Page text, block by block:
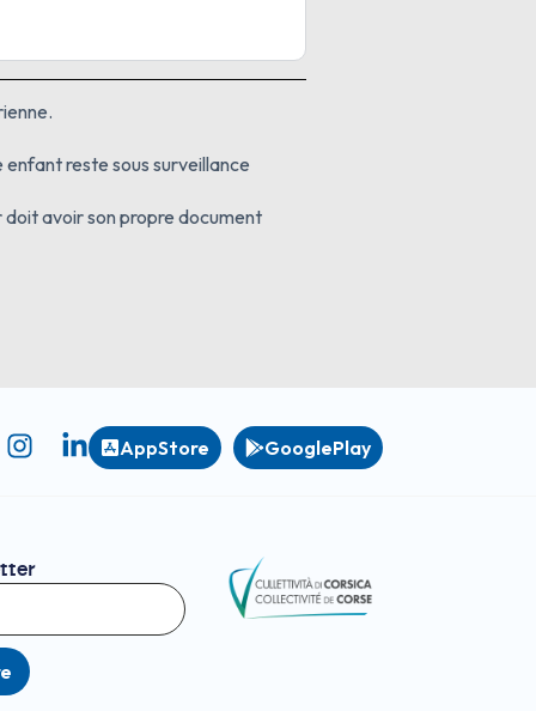
enfant reste sous surveillance
doit avoir son propre document
AppStore GooglePlay